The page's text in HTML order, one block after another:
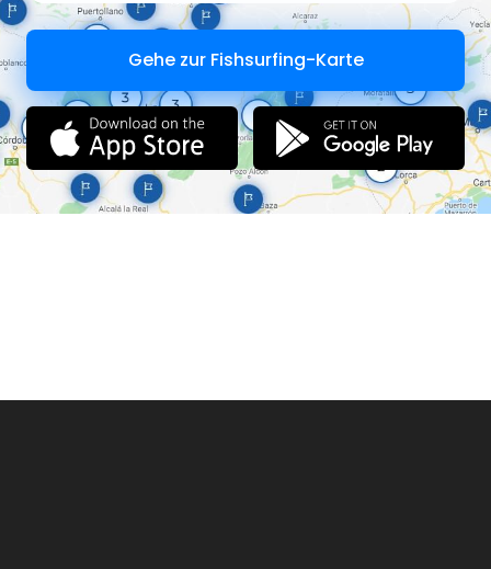
Gehe zur Fishsurfing-Karte